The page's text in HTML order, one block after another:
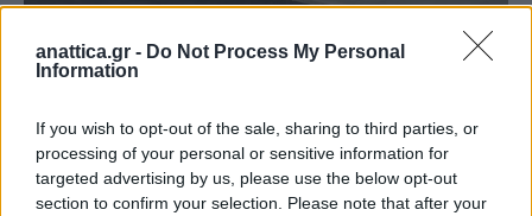
anattica.gr - Do Not Process My Personal
Information
If you wish to opt-out of the sale, sharing to third parties, or
processing of your personal or sensitive information for
targeted advertising by us, please use the below opt-out
section to confirm your selection. Please note that after your